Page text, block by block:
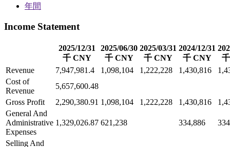
年間
Income Statement
2025/12/31
千 CNY
2025/06/30
千 CNY
2025/03/31
千 CNY
2024/12/31
千 CNY
Revenue
7,947,981.4 1,098,104 1,222,228 1,430,816
Cost of
Revenue
5,657,600.48
Gross Profit
2,290,380.91 1,098,104 1,222,228 1,430,816
General And
Administrative
Expenses
1,329,026.87 621,238 334,886
Selling And